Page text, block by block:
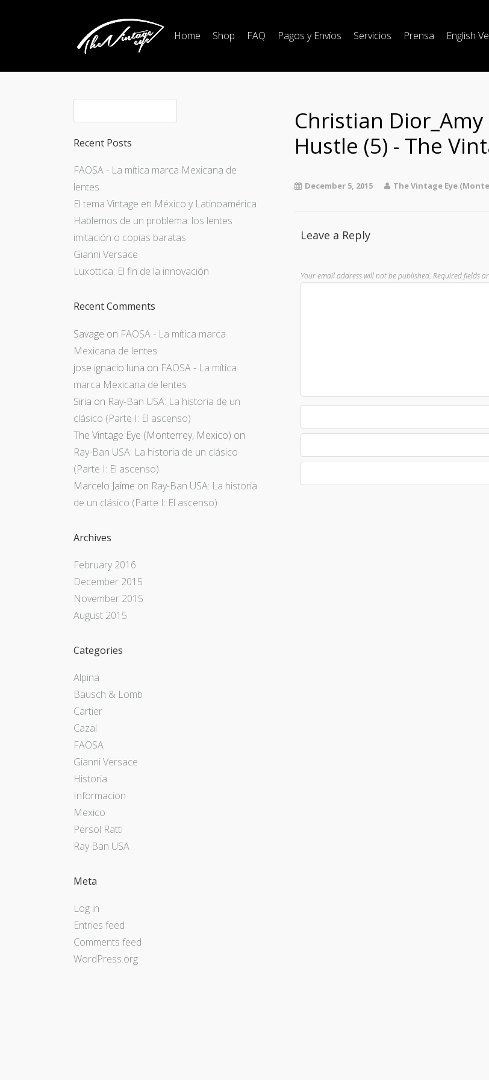
Home Shop FAQ Pagos y Envíos Servicios Prensa English
Christian
Hustle (5) - The
December 5, 2015 The Vintage Eye
Leave a Reply
Your email address will not be published. Required fields
Recent Posts
FAOSA - La mítica marca Mexicana de
lentes
El tema Vintage en México y Latinoamérica
Hablemos de un problema: los lentes
imitación o copias baratas
Gianni Versace
Luxottica: El fin de la innovación
Recent Comments
Savage on FAOSA - La mítica marca
Mexicana de lentes
jose ignacio luna on FAOSA - La mítica
marca Mexicana de lentes
Siria on Ray-Ban USA: La historia de un
clásico (Parte I: El ascenso)
The Vintage Eye (Monterrey, Mexico) on
Ray-Ban USA: La historia de un clásico
(Parte I: El ascenso)
Marcelo Jaime on Ray-Ban USA: La historia
de un clásico (Parte I: El ascenso)
Archives
February 2016
December 2015
November 2015
August 2015
Categories
Alpina
Bausch & Lomb
Cartier
Cazal
FAOSA
Gianni Versace
Historia
Informacion
Mexico
Persol Ratti
Ray Ban USA
Meta
Log in
Entries feed
Comments feed
WordPress.org